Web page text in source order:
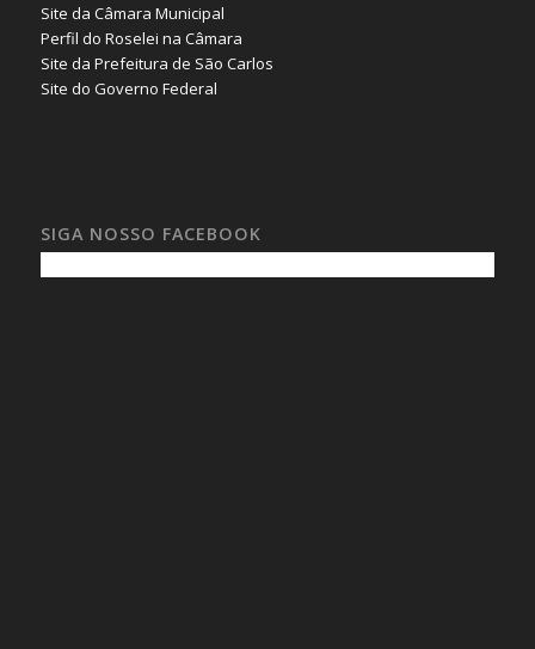
Site da Câmara Municipal
Perfil do Roselei na Câmara
Site da Prefeitura de São Carlos
Site do Governo Federal
SIGA NOSSO FACEBOOK